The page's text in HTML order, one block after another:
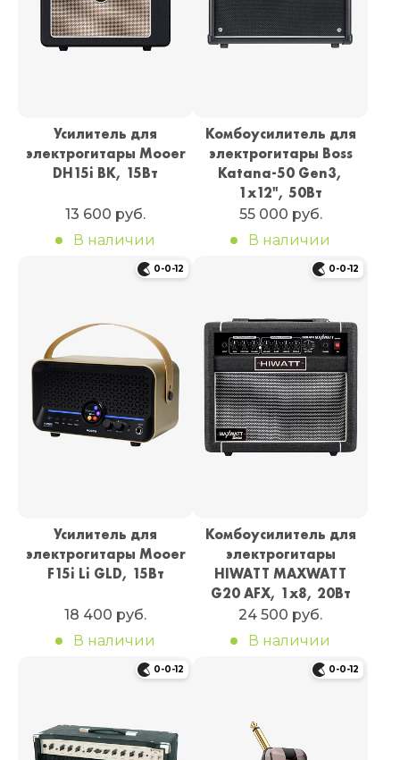
Усилитель для
электрогитары Mooer
DH15i BK, 15Вт
13 600 руб.
В наличии
Комбоусилитель для
электрогитары Boss
Katana-50 Gen3,
1х12", 50Вт
55 000 руб.
В наличии
0-0-12
Усилитель для
электрогитары Mooer
F15i Li GLD, 15Вт
18 400 руб.
В наличии
0-0-12
Комбоусилитель для
электрогитары
HIWATT MAXWATT
G20 AFX, 1х8, 20Вт
24 500 руб.
В наличии
0-0-12 0-0-12